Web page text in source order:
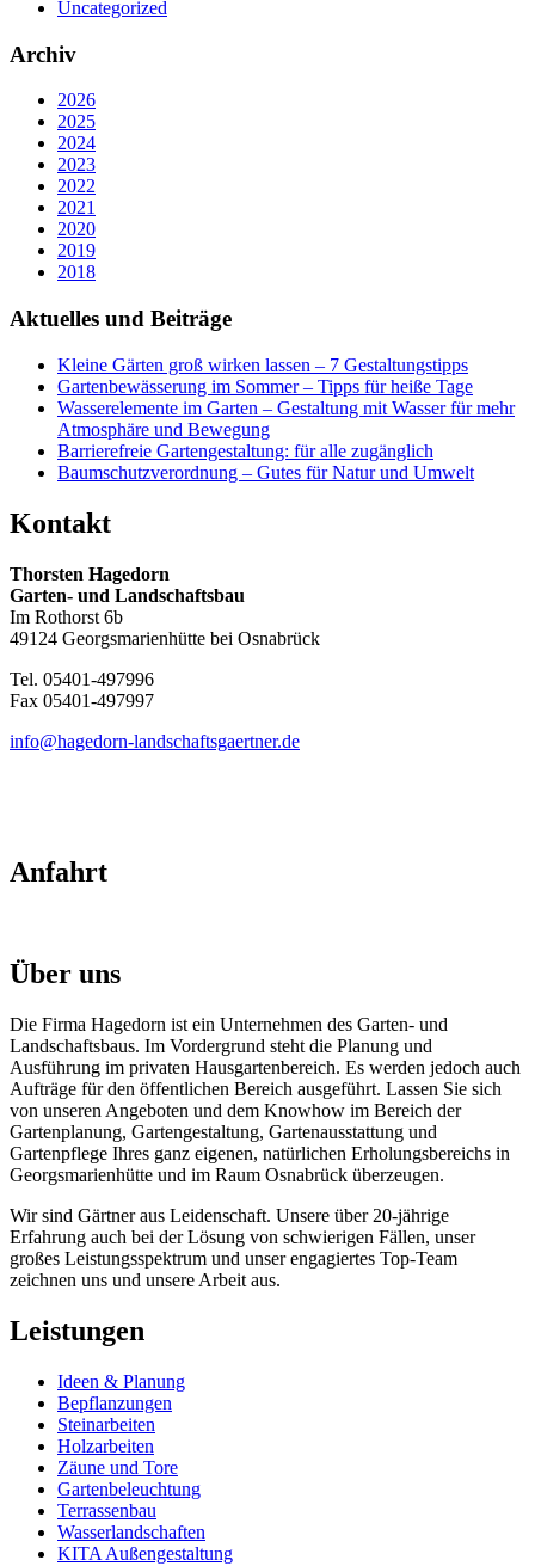
Uncategorized
Archiv
2026
2025
2024
2023
2022
2021
2020
2019
2018
Aktuelles und Beiträge
Kleine Gärten groß wirken lassen – 7 Gestaltungstipps
Gartenbewässerung im Sommer – Tipps für heiße Tage
Wasserelemente im Garten – Gestaltung mit Wasser für mehr
Atmosphäre und Bewegung
Barrierefreie Gartengestaltung: für alle zugänglich
Baumschutzverordnung – Gutes für Natur und Umwelt
Kontakt
Thorsten Hagedorn
Garten- und Landschaftsbau
Im Rothorst 6b
49124 Georgsmarienhütte bei Osnabrück
Tel. 05401-497996
Fax 05401-497997
info@hagedorn-landschaftsgaertner.de
Anfahrt
Über uns
Die Firma Hagedorn ist ein Unternehmen des Garten- und
Landschaftsbaus. Im Vordergrund steht die Planung und
Ausführung im privaten Hausgartenbereich. Es werden jedoch auch
Aufträge für den öffentlichen Bereich ausgeführt. Lassen Sie sich
von unseren Angeboten und dem Knowhow im Bereich der
Gartenplanung, Gartengestaltung, Gartenausstattung und
Gartenpflege Ihres ganz eigenen, natürlichen Erholungsbereichs in
Georgsmarienhütte und im Raum Osnabrück überzeugen.
Wir sind Gärtner aus Leidenschaft. Unsere über 20-jährige
Erfahrung auch bei der Lösung von schwierigen Fällen, unser
großes Leistungsspektrum und unser engagiertes Top-Team
zeichnen uns und unsere Arbeit aus.
Leistungen
Ideen & Planung
Bepflanzungen
Steinarbeiten
Holzarbeiten
Zäune und Tore
Gartenbeleuchtung
Terrassenbau
Wasserlandschaften
KITA Außengestaltung